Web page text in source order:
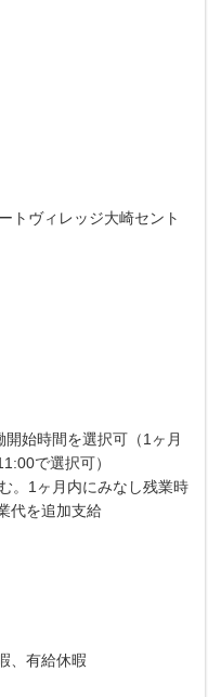
トヴィレッジ大崎セント
開始時間を選択可（1ヶ月
で選択可）
。1ヶ月内にみなし残業時
代を追加支給
、有給休暇